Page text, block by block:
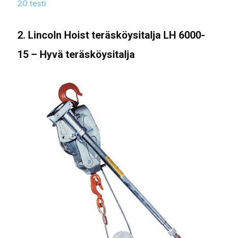
20 testi
2. Lincoln Hoist teräsköysitalja LH 6000-
15 – Hyvä teräsköysitalja